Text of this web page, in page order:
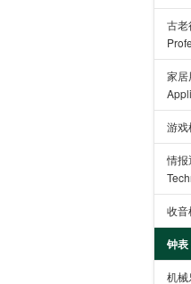
古老
家
游
情
收
钟
机